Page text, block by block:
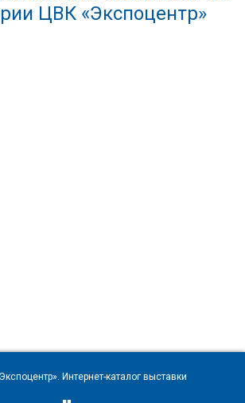
ЦВК «Экспоцентр»
. Интернет-каталог выставки